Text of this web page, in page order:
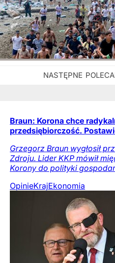
Braun: Korona chce
przedsiębiorczość.
Grzegorz Braun wygłosił
Zdroju. Lider KKP mówił
Korony do polityki
OpinieKrajEkonomia